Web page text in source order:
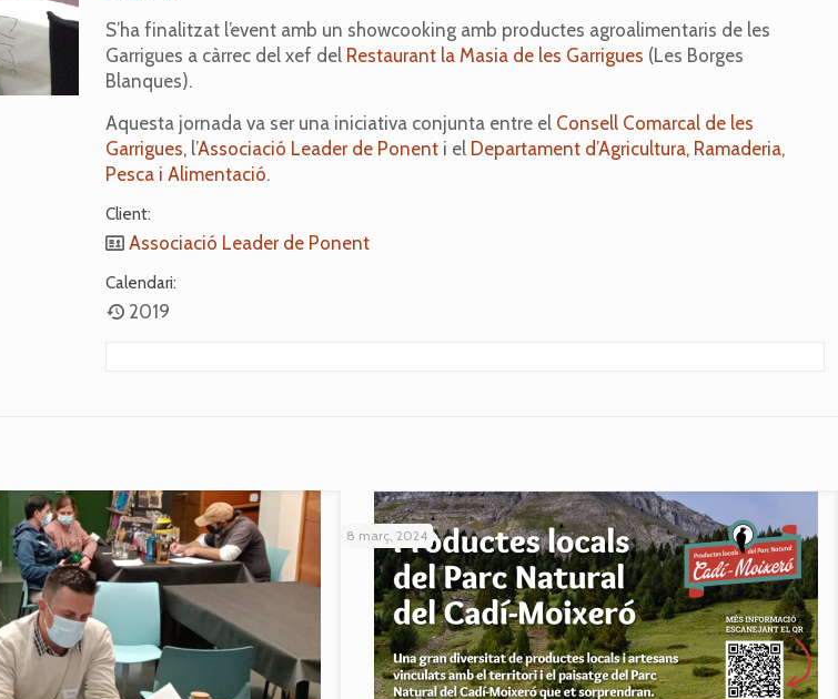
S’ha finalitzat l’event amb un showcooking amb productes agroalimentaris de les
Garrigues a càrrec del xef del Restaurant la Masia de les Garrigues (Les Borges
Blanques).
Aquesta jornada va ser una iniciativa conjunta entre el Consell Comarcal de les
Garrigues, l’Associació Leader de Ponent i el Departament d’Agricultura, Ramaderia,
Pesca i Alimentació.
Client:
Associació Leader de Ponent
Calendari:
2019
8 març, 2024